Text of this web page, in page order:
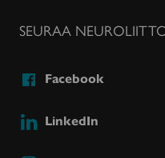
SEURAA
Facebook
LinkedIn